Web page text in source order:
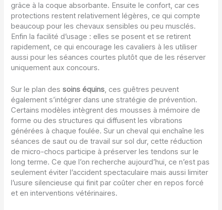
grâce à la coque absorbante. Ensuite le confort, car ces
protections restent relativement légères, ce qui compte
beaucoup pour les chevaux sensibles ou peu musclés.
Enfin la facilité d’usage : elles se posent et se retirent
rapidement, ce qui encourage les cavaliers à les utiliser
aussi pour les séances courtes plutôt que de les réserver
uniquement aux concours.
Sur le plan dessoins équins, ces guêtres peuvent
également s’intégrer dans une stratégie de prévention.
Certains modèles intègrent des mousses à mémoire de
forme ou des structures qui diffusent les vibrations
générées à chaque foulée. Sur un cheval qui enchaîne les
séances de saut ou de travail sur sol dur, cette réduction
de micro-chocs participe à préserver les tendons sur le
long terme. Ce que l’on recherche aujourd’hui, ce n’est pas
seulement éviter l’accident spectaculaire mais aussi limiter
l’usure silencieuse qui finit par coûter cher en repos forcé
et en interventions vétérinaires.